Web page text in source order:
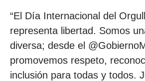
“El Día Internacional del
representa libertad. Somos
diversa; desde el
promovemos respeto,
inclusión para todas y todos.